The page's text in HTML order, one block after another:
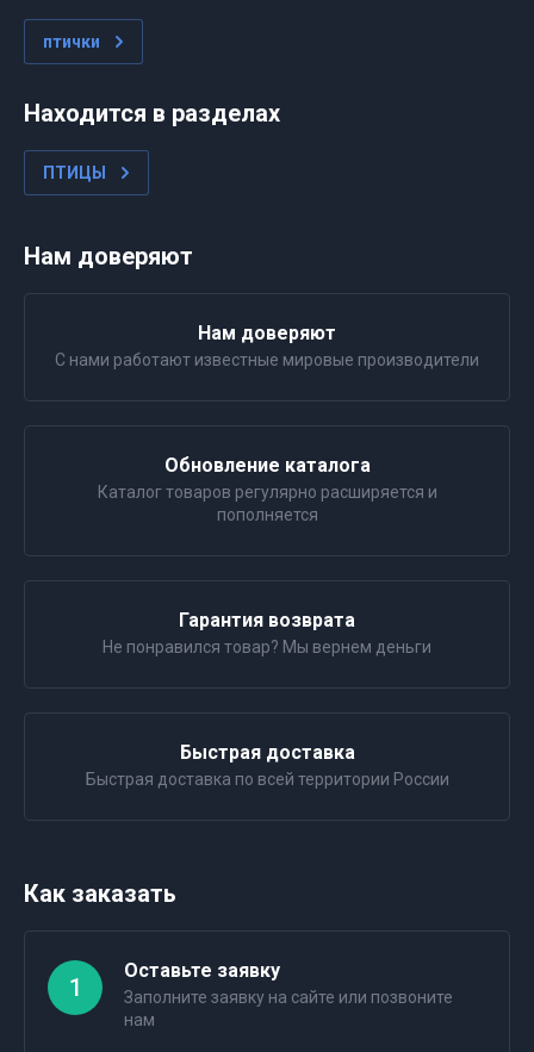
птички
Находится в разделах
ПТИЦЫ
Нам доверяют
Нам доверяют
С нами работают известные мировые производители
Обновление каталога
Каталог товаров регулярно расширяется и
пополняется
Гарантия возврата
Не понравился товар? Мы вернем деньги
Быстрая доставка
Быстрая доставка по всей территории России
Как заказать
1
Оставьте заявку
Заполните заявку на сайте или позвоните
нам